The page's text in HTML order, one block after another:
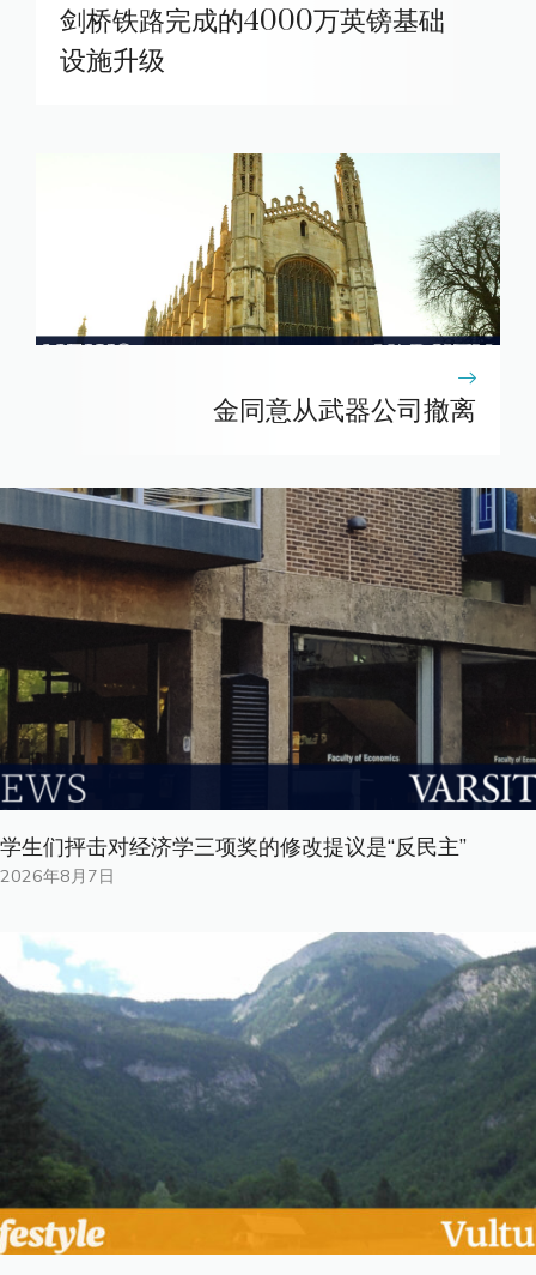
剑桥铁路完成的4000万英镑基础
设施升级
金同意从武器公司撤离
学生们抨击对经济学三项奖的修改提议是“反民主”
2026年8月7日